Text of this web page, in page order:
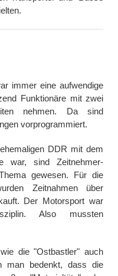
immer eine aufwendige
Funktionäre mit zwei
nehmen. Da sind
vorprogrammiert.
DDR mit dem
war, sind Zeitnehmer-
gewesen. Für die
Zeitnahmen über
Der Motorsport war
Also mussten
die "Ostbastler" auch
man bedenkt, dass die